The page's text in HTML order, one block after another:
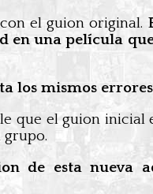
el guion original.
en una película
los mismos
que el guion inicial
de esta nueva